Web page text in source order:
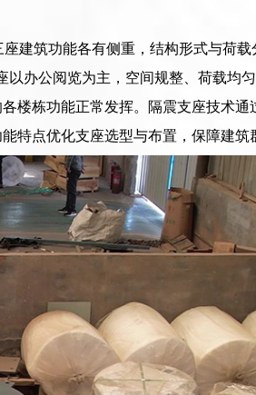
建筑功能各有侧重，结构形式与荷载
办公阅览为主，空间规整、荷载均
楼栋功能正常发挥。隔震支座技术
特点优化支座选型与布置，保障建筑